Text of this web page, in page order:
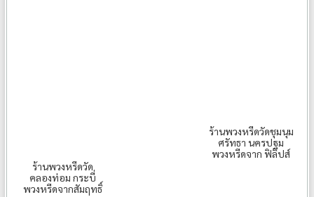
ร้านพวงหรีดวัด
คลองท่อม กระบี่
พวงหรีดจากสัมฤทธิ์
ร้านพวงหรีดวัดชุมนุม
ศรัทธา นครปฐม
พวงหรีดจาก ฟิลิปส์